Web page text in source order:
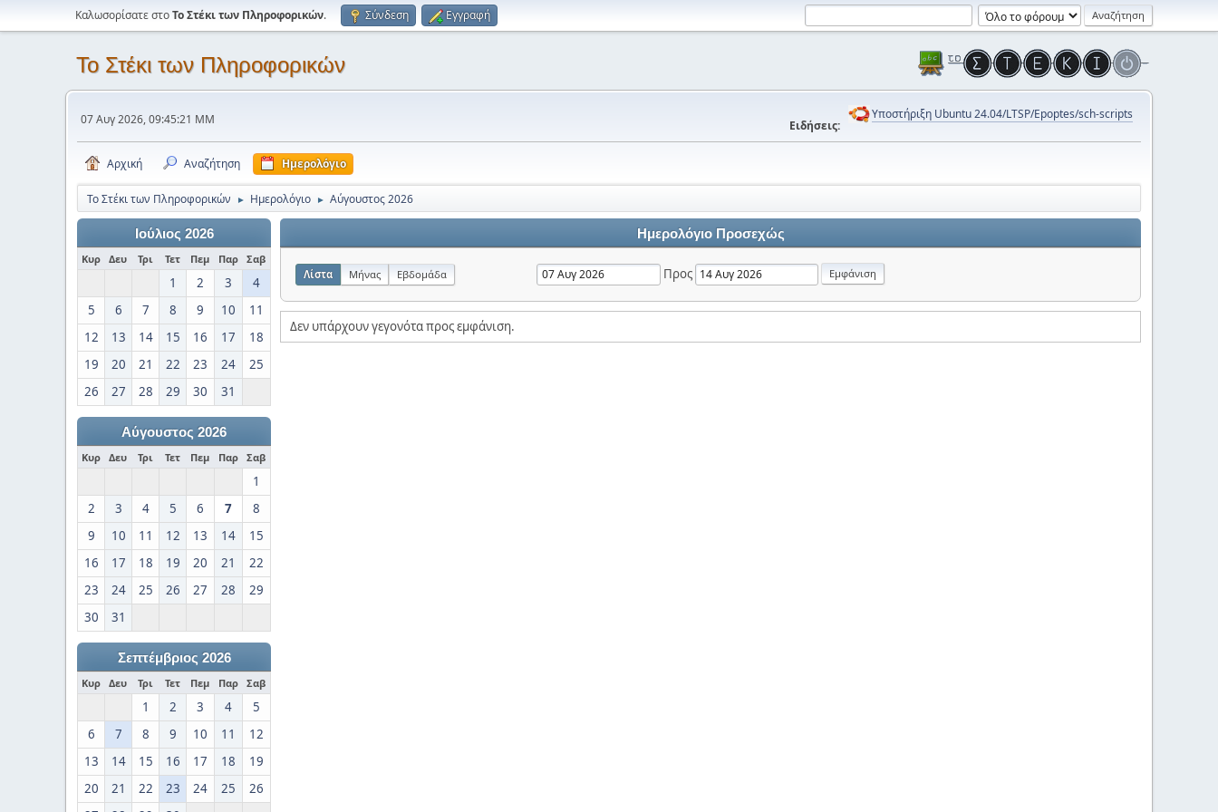
Καλωσορίσατε στοΤο Στέκι των Πληροφορικών. Σύνδεση Εγγραφή
Το Στέκι των Πληροφορικών
07 Αυγ 2026, 09:45:21 ΜΜ Ειδήσεις:
Υποστήριξη Ubuntu 24.04/LTSP/Epoptes/sch-scripts
Αρχική Αναζήτηση Ημερολόγιο
Το Στέκι των Πληροφορικών ► Ημερολόγιο ► Αύγουστος 2026
Ιούλιος 2026
Κυρ Δευ Τρι Τετ Πεμ Παρ Σαβ
1 2 3
4
5
6 7 8 9 10
11
12
13 14 15 16 17
18
19
20 21 22 23 24
25
26
27 28 29 30 31
Αύγουστος 2026
Κυρ Δευ Τρι Τετ Πεμ Παρ Σαβ
1
2
3 4 5 6 7
8
9
10 11 12 13 14
15
16
17 18 19 20 21
22
23
24 25 26 27 28
29
30
31
Σεπτέμβριος 2026
Κυρ Δευ Τρι Τετ Πεμ Παρ Σαβ
1 2 3 4
5
6
7 8 9 10 11
12
13
14 15 16 17 18
19
20
21 22 23 24 25
26
Ημερολόγιο Προσεχώς
Λίστα Μήνας Εβδομάδα Προς
Δεν υπάρχουν γεγονότα προς εμφάνιση.